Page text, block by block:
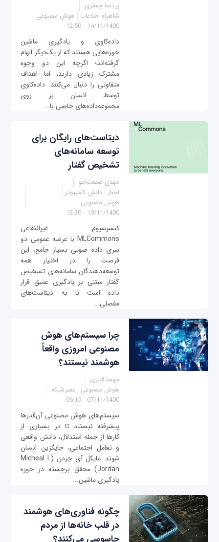
پریسا جعفری
شاهراه اطلاعات
هوش مصنوعی
14/11/1400 - 12:50
داده‌کاوی و یادگیری ماشین
حوزه‌هایی هستند که از یک‌دیگر الهام
گرفته‌اند؛ اگرچه این دو وجوه
مشترک زیادی دارند، اما اهداف
متفاوتی را دنبال می‌کنند. داده‌کاوی
توسط انسان بر روی
مجموعه‌داده‌های خاصی با...
دیتاست‌های رایگان برای
توسعه سامانه‌های
تشخیص گفتار
مهدی صنعت‌جو
اخبار
دانش کامپیوتر
هوش مصنوعی
10/11/1400 - 12:20
کنسرسیوم غیرانتفاعی
MLCommons با‌ عرضه عمومی دو
سری داده صوتی بسیار جامع، این
فرصت را در اختیار همه
توسعه‌دهندگان سامانه‌های تشخیص
گفتار مبتنی بر یادگیری عمیق قرار
داده است تا به دیتاست‌های
مفصلی...
چرا سیستم‌های هوش
مصنوعی امروزی واقعاً
هوشمند نیستند؟
مهسا قنبری
هوش مصنوعی عصرشبکه
07/11/1400 - 06:15
سیستم‌های هوش مصنوعی آن‌قدرها
پیشرفته نیستند تا در بسیاری از
کارها از جمله استدلال، دانش واقعی
و تعامل اجتماعی، جایگزین انسان
شوند. مایکل آی جردن (Micheal I.
Jordan) محقق برجسته در حوزه
یادگیری ماشین...
چگونه فناوری‌های هوشمند
در قلب خانه‌ها از مردم
جاسوسی می‌کنند؟